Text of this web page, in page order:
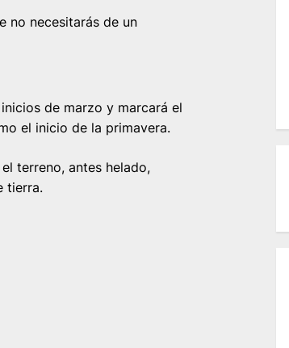
no necesitarás de un
de marzo y marcará el
el inicio de la primavera.
terreno, antes helado,
tierra.